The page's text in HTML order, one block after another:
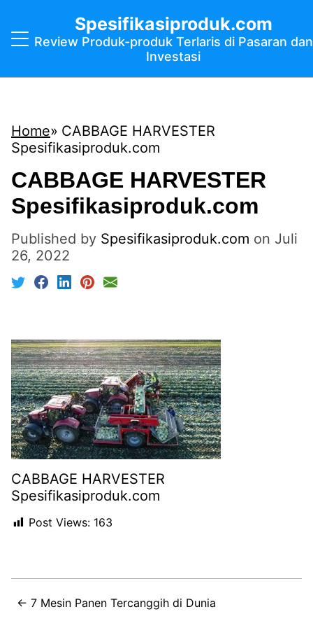
Spesifikasiproduk.com
Review Produk-produk Terlaris di Pasaran dan
Investasi
Home
CABBAGE HARVESTER
Spesifikasiproduk.com
CABBAGE HARVESTER
Spesifikasiproduk.com
Published by Spesifikasiproduk.com on Juli
26, 2022
CABBAGE HARVESTER
Spesifikasiproduk.com
Post Views: 163
← 7 Mesin Panen Tercanggih di Dunia